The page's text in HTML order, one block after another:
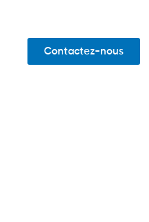
Contactez-nous